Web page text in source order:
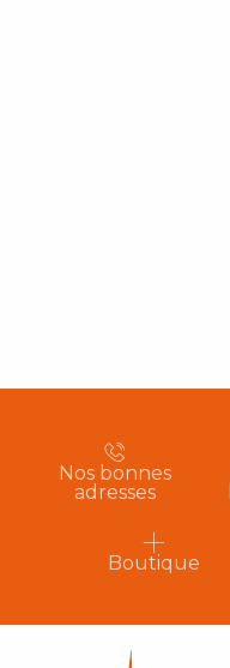
Nos bonnes
adresses
Boutique